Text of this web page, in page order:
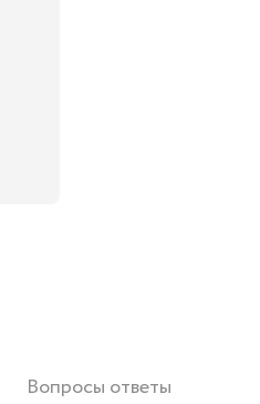
Вопросы ответы